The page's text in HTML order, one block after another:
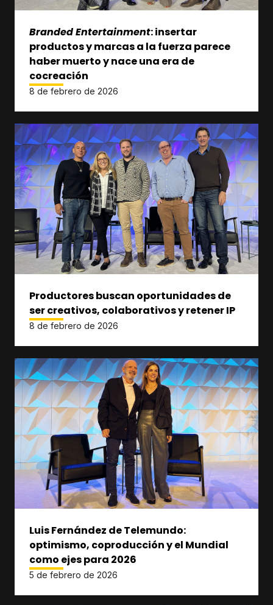
Branded Entertainment: insertar
productos y marcas a la fuerza parece
haber muerto y nace una era de
cocreación
8 de febrero de 2026
Productores buscan oportunidades de
ser creativos, colaborativos y retener IP
8 de febrero de 2026
Luis Fernández de Telemundo:
optimismo, coproducción y el Mundial
como ejes para 2026
5 de febrero de 2026